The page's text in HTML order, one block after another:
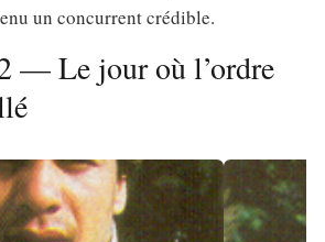
un concurrent crédible.
— Le jour où l’ordre